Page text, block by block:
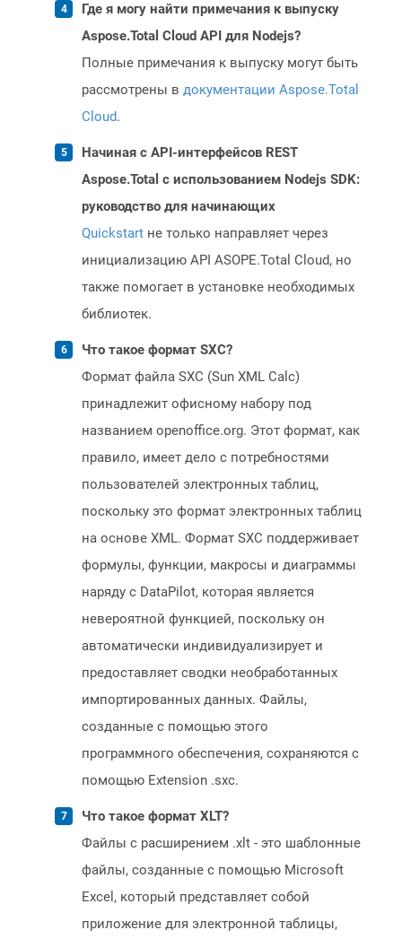
Где я могу найти примечания к выпуску
Aspose.Total Cloud API для Nodejs?
Полные примечания к выпуску могут быть
рассмотрены в документации Aspose.Total
Cloud.
Начиная с API-интерфейсов REST
Aspose.Total с использованием Nodejs SDK:
руководство для начинающих
Quickstart не только направляет через
инициализацию API ASOPE.Total Cloud, но
также помогает в установке необходимых
библиотек.
Что такое формат SXC?
Формат файла SXC (Sun XML Calc)
принадлежит офисному набору под
названием openoffice.org. Этот формат, как
правило, имеет дело с потребностями
пользователей электронных таблиц,
поскольку это формат электронных таблиц
на основе XML. Формат SXC поддерживает
формулы, функции, макросы и диаграммы
наряду с DataPilot, которая является
невероятной функцией, поскольку он
автоматически индивидуализирует и
предоставляет сводки необработанных
импортированных данных. Файлы,
созданные с помощью этого
программного обеспечения, сохраняются с
помощью Extension .sxc.
Что такое формат XLT?
Файлы с расширением .xlt - это шаблонные
файлы, созданные с помощью Microsoft
Excel, который представляет собой
приложение для электронной таблицы,